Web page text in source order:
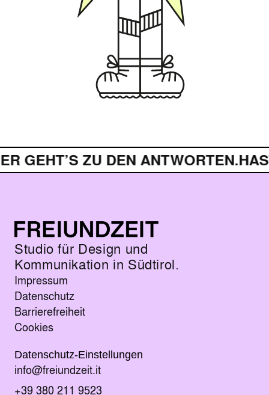
ZU DEN ANTWORTEN.HAST DU
Studio für Design und
Kommunikation in Südtirol.
Impressum
Datenschutz
Barrierefreiheit
Cookies
Datenschutz-Einstellungen
E-Mail senden an
info@freiundzeit.it
Telefonnummer anrufen:
+39 380 211 9523